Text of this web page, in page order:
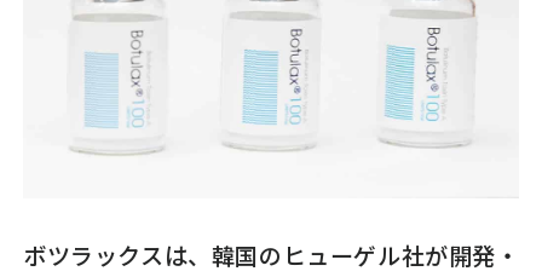
ボツラックスは、韓国のヒューゲル社が開発・